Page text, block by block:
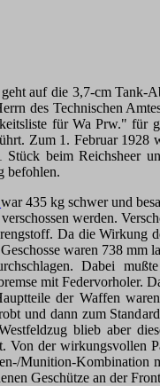
auf die 3,7-cm Tank-
des Technischen
für Wa Prw." für
Zum 1. Februar 1928
beim Reichsheer
befohlen.
war 435 kg schwer und
werden.
Da die Wirkung
waren 738 mm
Dabei
mit Federvorholer.
der Waffen
und dann zum
blieb aber
Von der wirkungsvollen
Munition-Kombination
Geschütze an der